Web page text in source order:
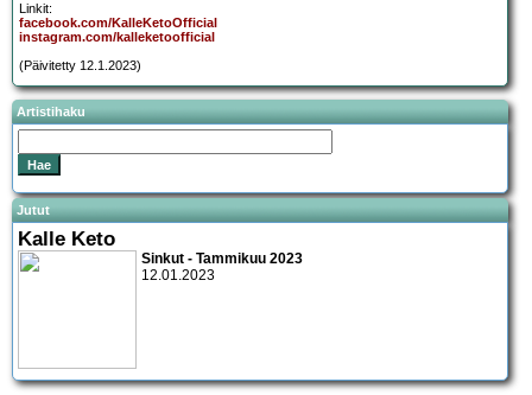
Linkit:
facebook.com/KalleKetoOfficial
instagram.com/kalleketoofficial
(Päivitetty 12.1.2023)
Artistihaku
Jutut
Kalle Keto
Sinkut - Tammikuu 2023
12.01.2023